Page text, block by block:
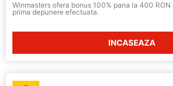
Winmasters ofera bonus 100% pana la 400
prima depunere efectuata.
INCASEAZA